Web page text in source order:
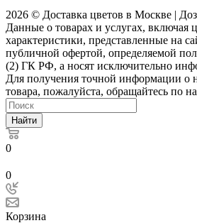
2026 © Доставка цветов в Москве |
Данные о товарах и услугах, включая
характеристики, представленные на
публичной офертой, определяемой
(2) ГК РФ, а носят исключительно
Для получения точной информации о
товара, пожалуйста, обращайтесь по
Найти
0
0
Корзина